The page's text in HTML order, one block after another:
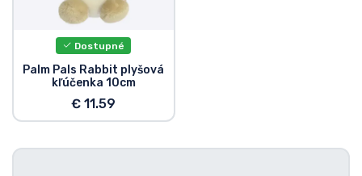
Dostupné
Palm Pals Rabbit plyšová
kľúčenka 10cm
€ 11.59
Zoradiť podľa série
Zoradiť podľa filmov
Zoradiť podľa karikatúry